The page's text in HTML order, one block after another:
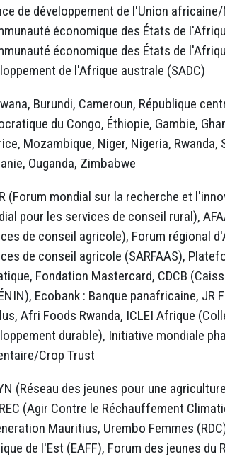
de développement de l'Union africaine/
économique des États de
économique des États de
de l'Afrique australe (SADC)
Burundi, Cameroun, République
du Congo, Éthiopie, Gambie,
Mozambique, Niger, Nigeria, Rwanda,
Ouganda, Zimbabwe
(Forum mondial sur la recherche et
pour les services de conseil rural),
de conseil agricole), Forum régional
de conseil agricole (SARFAAS),
Fondation Mastercard, CDCB
Ecobank : Banque panafricaine, JR
Afri Foods Rwanda, ICLEI Afrique
durable), Initiative mondiale
Crop Trust
(Réseau des jeunes pour une
(Agir Contre le Réchauffement
Mauritius, Urembo Femmes
de l'Est (EAFF), Forum des jeunes du